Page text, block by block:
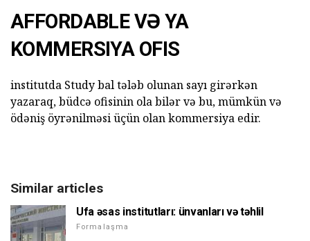
AFFORDABLE VƏ YA
KOMMERSIYA OFIS
institutda Study bal tələb olunan sayı girərkən
yazaraq, büdcə ofisinin ola bilər və bu, mümkün və
ödəniş öyrənilməsi üçün olan kommersiya edir.
Similar articles
Ufa əsas institutları: ünvanları və təhlil
Formalaşma